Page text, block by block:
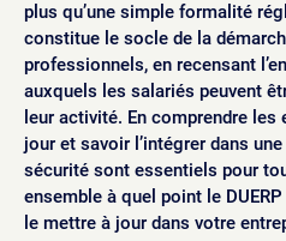
plus qu’une simple formalité
constitue le socle de la
professionnels, en recensant
auxquels les salariés peuvent
leur activité. En comprendre
jour et savoir l’intégrer dans
sécurité sont essentiels pour
ensemble à quel point le
le mettre à jour dans votre